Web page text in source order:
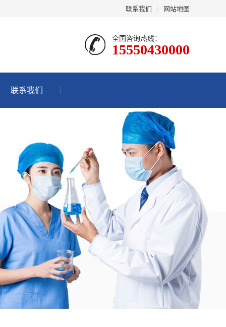
联系我们 网站地图
全国咨询热线：
15550430000
联系我们